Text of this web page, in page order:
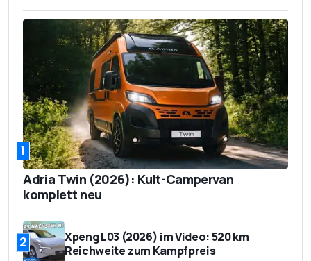
1
Adria Twin (2026): Kult-Campervan
komplett neu
2
Xpeng L03 (2026) im Video: 520 km
Reichweite zum Kampfpreis